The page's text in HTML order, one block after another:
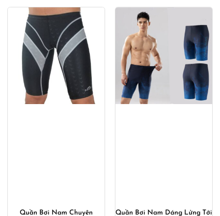
Quần Bơi Nam Chuyên Quần Bơi Nam Dáng Lửng Tới